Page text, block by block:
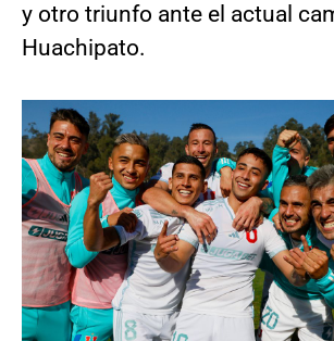
y otro triunfo ante el actual
Huachipato.